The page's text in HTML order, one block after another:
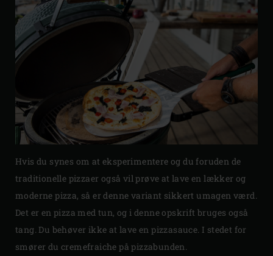
Hvis du synes om at eksperimentere og du foruden de
traditionelle pizzaer også vil prøve at lave en lækker og
moderne pizza, så er denne variant sikkert umagen værd.
Det er en pizza med tun, og i denne opskrift bruges også
tang. Du behøver ikke at lave en pizzasauce. I stedet for
smører du cremefraiche på pizzabunden.